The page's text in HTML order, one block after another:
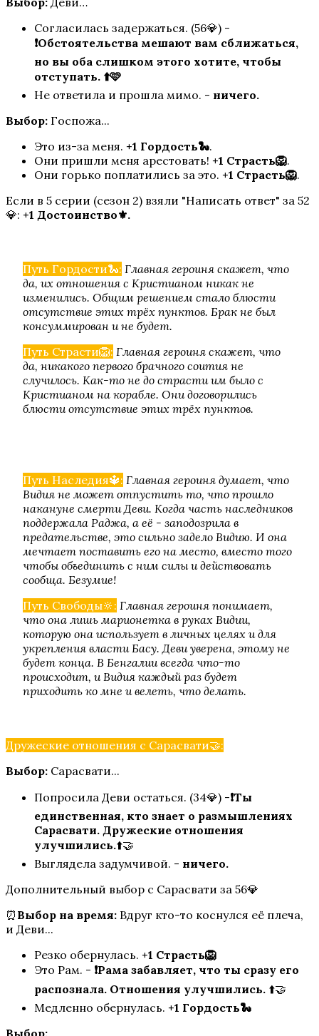
Согласилась задержаться. (56💎) -
❗Обстоятельства мешают вам сближаться,
но вы оба слишком этого хотите, чтобы
отступать. ⬆️🩷
Не ответила и прошла мимо. - ничего.
Выбор: Госпожа...
Это из-за меня. +1 Гордость🐍.
Они пришли меня арестовать! +1 Страсть🦁.
Они горько поплатились за это. +1 Страсть🦁.
Если в 5 серии (сезон 2) взяли "Написать ответ" за 52
💎: +1 Достоинство⚜️.
Путь Гордости🐍: Главная героиня скажет, что
да, их отношения с Кристианом никак не
изменились. Общим решением стало блюсти
отсутствие этих трёх пунктов. Брак не был
консуммирован и не будет.
Путь Страсти🦁: Главная героиня скажет, что
да, никакого первого брачного соития не
случилось. Как-то не до страсти им было с
Кристианом на корабле. Они договорились
блюсти отсутствие этих трёх пунктов.
Путь Наследия🔱: Главная героиня думает, что
Видия не может отпустить то, что прошло
накануне смерти Деви. Когда часть наследников
поддержала Раджа, а её - заподозрила в
предательстве, это сильно задело Видию. И она
мечтает поставить его на место, вместо того
чтобы объединить с ним силы и действовать
сообща. Безумие!
Путь Свободы🔆: Главная героиня понимает,
что она лишь марионетка в руках Видии,
которую она использует в личных целях и для
укрепления власти Басу. Деви уверена, этому не
будет конца. В Бенгалии всегда что-то
происходит, и Видия каждый раз будет
приходить ко мне и велеть, что делать.
Дружеские отношения с Сарасвати🤝:
Выбор: Сарасвати...
Попросила Деви остаться. (34💎) -❗Ты
единственная, кто знает о размышлениях
Сарасвати. Дружеские отношения
улучшились.⬆️🤝
Выглядела задумчивой. - ничего.
Дополнительный выбор с Сарасвати за 56💎
⏰ Выбор на время: Вдруг кто-то коснулся её плеча,
и Деви...
Резко обернулась. +1 Страсть🦁
Это Рам. - ❗Рама забавляет, что ты сразу его
распознала. Отношения улучшились. ⬆️🤝
Медленно обернулась. +1 Гордость🐍
Выбор: